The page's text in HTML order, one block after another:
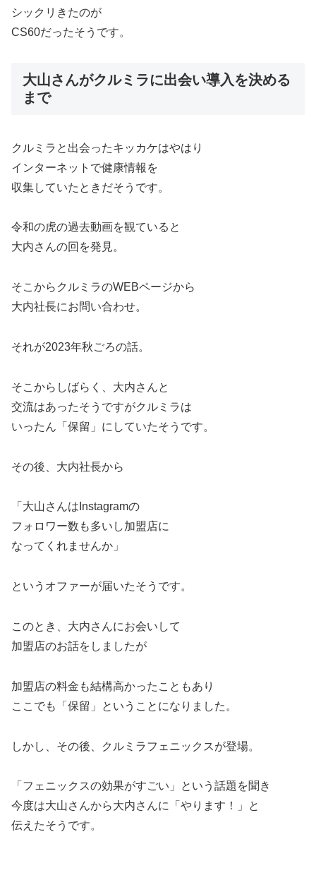
シックリきたのが
CS60だったそうです。
大山さんがクルミラに出会い導入を決める
まで
クルミラと出会ったキッカケはやはり
インターネットで健康情報を
収集していたときだそうです。
令和の虎の過去動画を観ていると
大内さんの回を発見。
そこからクルミラのWEBページから
大内社長にお問い合わせ。
それが2023年秋ごろの話。
そこからしばらく、大内さんと
交流はあったそうですがクルミラは
いったん「保留」にしていたそうです。
その後、大内社長から
「大山さんはInstagramの
フォロワー数も多いし加盟店に
なってくれませんか」
というオファーが届いたそうです。
このとき、大内さんにお会いして
加盟店のお話をしましたが
加盟店の料金も結構高かったこともあり
ここでも「保留」ということになりました。
しかし、その後、クルミラフェニックスが登場。
「フェニックスの効果がすごい」という話題を聞き
今度は大山さんから大内さんに「やります！」と
伝えたそうです。